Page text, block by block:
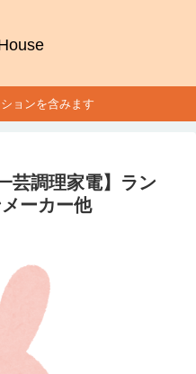
ョンを含みます
芸調理家電】ラン
ーカー他